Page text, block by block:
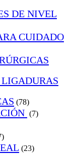
DE NIVEL
CUIDADO
(78)
(7)
(23)